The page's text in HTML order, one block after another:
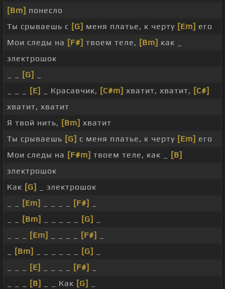
[Bm] понесло
Ты срываешь с [G] меня платье, к черту [Em] его
Мои следы на [F#] твоем теле, [Bm] как _
электрошок
[G]
[E] _ Красавчик, [C#m] хватит, хватит, [C#]
хватит, хватит
Я твой нить, [Bm] хватит
Ты срываешь [G] с меня платье, к черту [Em] его
Мои следы на [F#m] твоем теле, как _
[B]
электрошок
Как [G]
_ электрошок
[Em] [F#]
[Bm] [G]
[Em] [F#]
[Bm] [G]
[E] [F#]
[B] _ _ Как [G]